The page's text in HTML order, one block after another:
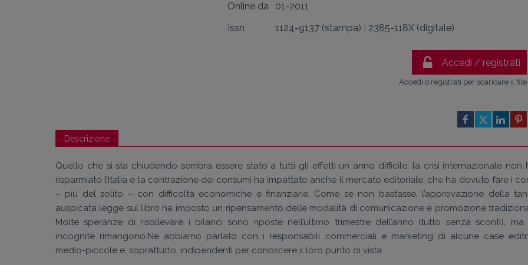
Online da
01-2011
Issn
1124-9137 (stampa) 2385-118X (digitale)
Accedi / registrati
Accedi o registrati per scaricare il file
Descrizione
Quello che si sta chiudendo sembra essere stato a tutti gli effetti un anno difficile: la crisi internazionale non
risparmiato l’Italia e la contrazione dei consumi ha impattato anche il mercato editoriale, che ha dovuto fare i
– più del solito – con difficoltà economiche e finanziarie. Come se non bastasse, l’approvazione della
auspicata legge sul libro ha imposto un ripensamento delle modalità di comunicazione e promozione
Molte speranze di risollevare i bilanci sono riposte nell’ultimo trimestre dell’anno (tutto senza sconti), ma
incognite rimangono.Ne abbiamo parlato con i responsabili commerciali e marketing di alcune case
medio-piccole e, soprattutto, indipendenti per conoscere il loro punto di vista.